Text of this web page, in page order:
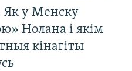
Як у Менску
Нолана і якім
кінагіты